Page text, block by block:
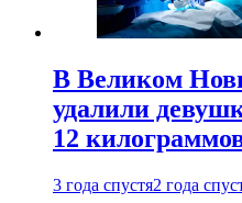
В Великом
удалили
12
3 года спустя2 года